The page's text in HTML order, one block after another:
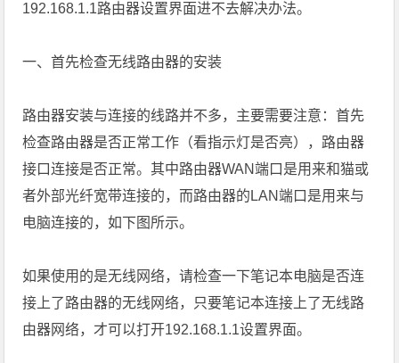
192.168.1.1路由器设置界面进不去解决办法。
一、首先检查无线路由器的安装
路由器安装与连接的线路并不多，主要需要注意：首先
检查路由器是否正常工作（看指示灯是否亮），路由器
接口连接是否正常。其中路由器WAN端口是用来和猫或
者外部光纤宽带连接的，而路由器的LAN端口是用来与
电脑连接的，如下图所示。
如果使用的是无线网络，请检查一下笔记本电脑是否连
接上了路由器的无线网络，只要笔记本连接上了无线路
由器网络，才可以打开192.168.1.1设置界面。